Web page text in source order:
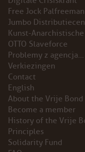
Free Jock Palfreeman
Jumbo
Kunst-
OTTO Slaveforce
Problemy z
Verkiezingen
Contact
English
About the Vrije Bond
Become a member
History of the Vrije
Principles
Solidarity Fund